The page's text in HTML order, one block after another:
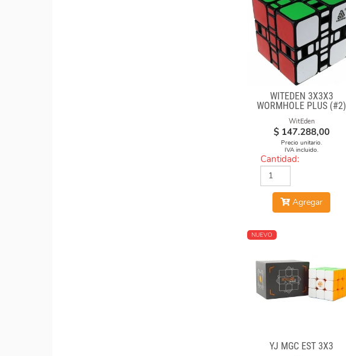
WITEDEN 3X3X3
WORMHOLE PLUS (#2)
WitEden
$ 147.288,00
Precio unitario.
IVA incluido.
Cantidad:
Agregar
NUEVO
YJ MGC EST 3X3